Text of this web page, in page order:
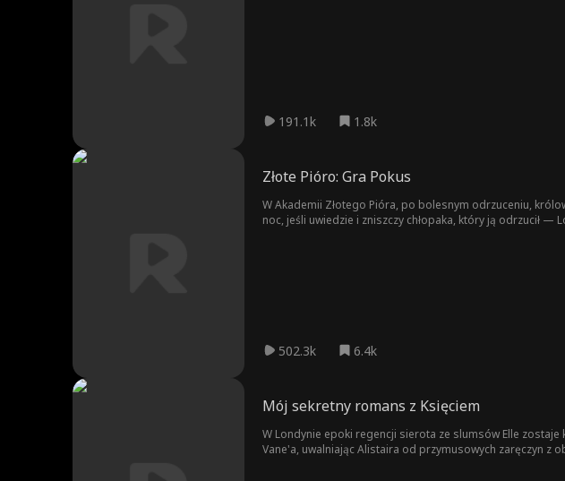
191.1k 1.8k
Złote Pióro: Gra Pokus
W Akademii Złotego Pióra, po bolesnym odrzuceniu,
noc, jeśli uwiedzie i zniszczy chłopaka, który ją odrzucił
502.3k 6.4k
Mój sekretny romans z Księciem
W Londynie epoki regencji sierota ze slumsów Elle
Vane'a, uwalniając Alistaira od przymusowych zaręczyn z